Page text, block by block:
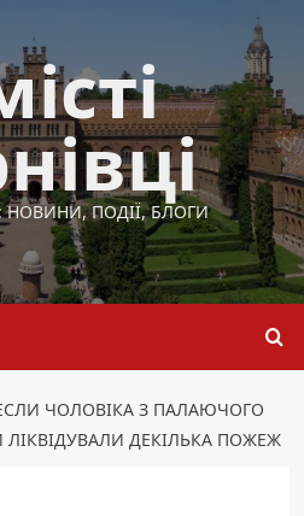
НОВИНИ, ПОДІЇ, БЛОГИ
ЧОЛОВІКА З ПАЛАЮЧОГО
ДЕКІЛЬКА ПОЖЕЖ